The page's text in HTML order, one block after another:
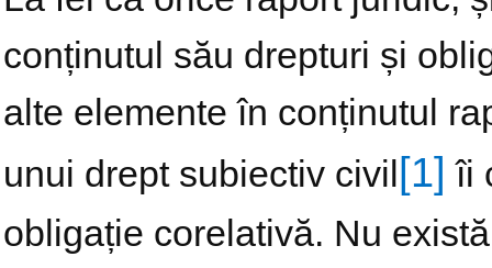
conținutul său drepturi și
alte elemente în conținutul
unui drept subiectiv civil [1] îi
obligație corelativă. Nu